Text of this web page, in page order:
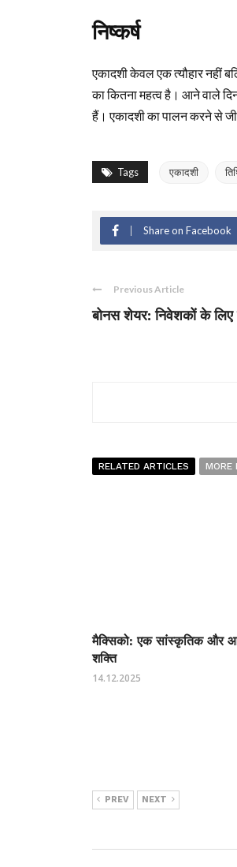
निष्कर्ष
एकादशी केवल एक त्यौहार नहीं
का कितना महत्व है। आने वाले
हैं। एकादशी का पालन करने से
Tags एकादशी
Share on Facebook
Previous Article
बोनस शेयर: निवेशकों के लिए
RELATED ARTICLES MORE
मैक्सिको: एक सांस्कृतिक और
शक्ति
14.12.2025
PREV NEXT